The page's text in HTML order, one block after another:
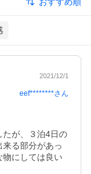
2021/12/1
eef********さん
たが、３泊4日の
る部分があっ
物にしては良い